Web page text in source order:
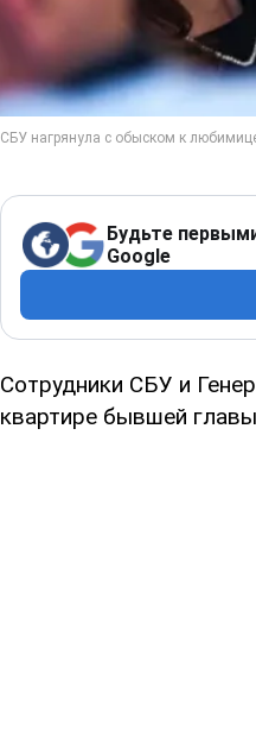
Будьте
Google
Сотрудники СБУ и
квартире бывшей